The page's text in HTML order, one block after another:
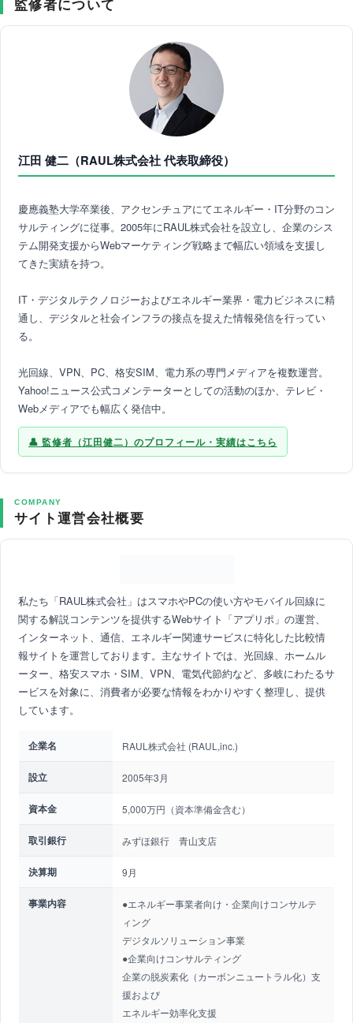
監修者について
江田 健二（RAUL株式会社 代表取締役）
慶應義塾大学卒業後、アクセンチュアにてエネルギー・IT分野のコン
サルティングに従事。2005年にRAUL株式会社を設立し、企業のシス
テム開発支援からWebマーケティング戦略まで幅広い領域を支援し
てきた実績を持つ。
IT・デジタルテクノロジーおよびエネルギー業界・電力ビジネスに精
通し、デジタルと社会インフラの接点を捉えた情報発信を行ってい
る。
光回線、VPN、PC、格安SIM、電力系の専門メディアを複数運営。
Yahoo!ニュース公式コメンテーターとしての活動のほか、テレビ・
Webメディアでも幅広く発信中。
監修者（江田健二）のプロフィール・実績はこちら
COMPANY
サイト運営会社概要
私たち「RAUL株式会社」はスマホやPCの使い方やモバイル回線に
関する解説コンテンツを提供するWebサイト「アプリポ」の運営、
インターネット、通信、エネルギー関連サービスに特化した比較情
報サイトを運営しております。主なサイトでは、光回線、ホームル
ーター、格安スマホ・SIM、VPN、電気代節約など、多岐にわたるサ
ービスを対象に、消費者が必要な情報をわかりやすく整理し、提供
しています。
企業名 RAUL株式会社 (RAUL,inc.)
設立 2005年3月
資本金 5,000万円（資本準備金含む）
取引銀行 みずほ銀行 青山支店
決算期 9月
事業内容
●エネルギー事業者向け・企業向けコンサルテ
ィング
デジタルソリューション事業
●企業向けコンサルティング
企業の脱炭素化（カーボンニュートラル化）支
援および
エネルギー効率化支援